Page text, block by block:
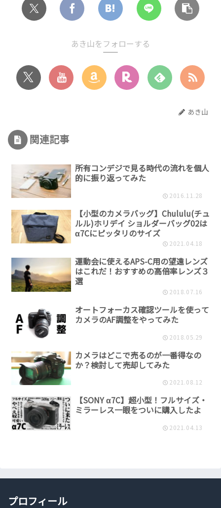
あき山をフォローする
あき山
関連記事
所有コンデジで見る時代の流れを個人
的に振り返ってみた
2016.11.28
【小型のカメラバッグ】Chululu(チュ
ルル)ホリデイ ショルダーバッグ02は
α7Cにピッタリのサイズ
2021.04.18
運動会に使えるAPS-C用の望遠レンズ
はこれだ！おすすめの高倍率レンズ３
選
2018.07.16
オートフォーカス確認ツールを使って
カメラのAF調整をやってみた
2018.05.29
カメラはどこで売るのが一番得なの
か？検討して売却してみた
2021.08.12
【SONY α7C】超小型！フルサイズ・
ミラーレス一眼をついに購入したよ
2021.04.13
プロフィール